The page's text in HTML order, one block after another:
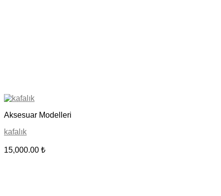
Aksesuar Modelleri
kafalık
15,000.00 ₺